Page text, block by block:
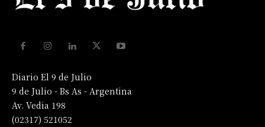
Diario El 9 de Julio
9 de Julio - Bs As - Argentina
Av. Vedia 198
(02317) 521052